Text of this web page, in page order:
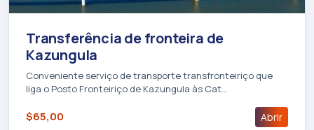
Transferência de fronteira de
Kazungula
Conveniente serviço de transporte transfronteiriço que
liga o Posto Fronteiriço de Kazungula às Cat…
$65,00 Abrir